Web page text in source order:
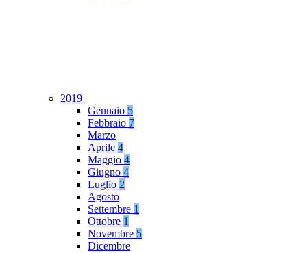
2019
Gennaio 5
Febbraio 7
Marzo
Aprile 4
Maggio 4
Giugno 4
Luglio 2
Agosto
Settembre 1
Ottobre 1
Novembre 5
Dicembre